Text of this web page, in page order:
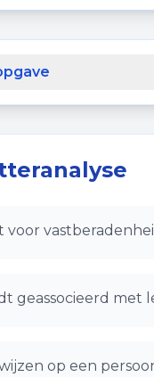
voor
geassocieerd met
op een